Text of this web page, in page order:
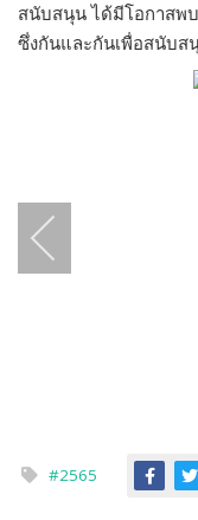
สนับสนุน ได้มีโอกาสพ
ซึ่งกันและกันเพื่อสนับส
#2565